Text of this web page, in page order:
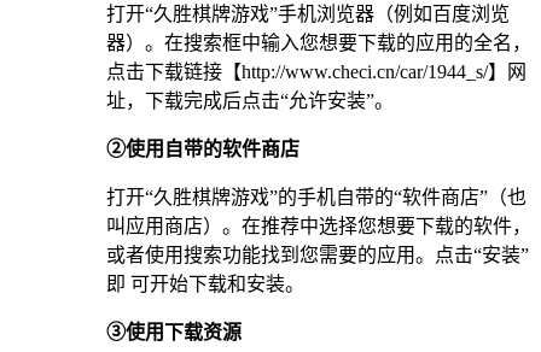
打开“久胜棋牌游戏”手机浏览器（例如百度浏览
器）。在搜索框中输入您想要下载的应用的全名，
点击下载链接【http://www.checi.cn/car/1944_s/】网
址，下载完成后点击“允许安装”。
②使用自带的软件商店
打开“久胜棋牌游戏”的手机自带的“软件商店”（也
叫应用商店）。在推荐中选择您想要下载的软件，
或者使用搜索功能找到您需要的应用。点击“安装”
即 可开始下载和安装。
③使用下载资源